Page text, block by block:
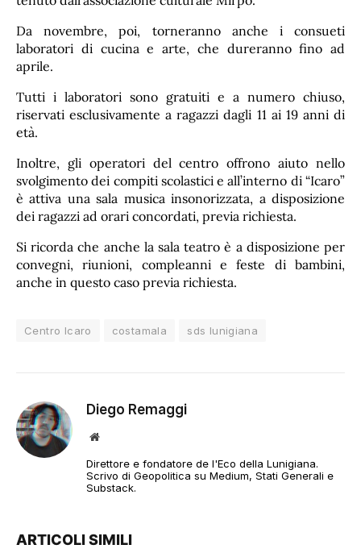
Da novembre, poi, torneranno anche i consueti
laboratori di cucina e arte, che dureranno fino ad
aprile.
Tutti i laboratori sono gratuiti e a numero chiuso,
riservati esclusivamente a ragazzi dagli 11 ai 19 anni di
età.
Inoltre, gli operatori del centro offrono aiuto nello
svolgimento dei compiti scolastici e all’interno di “Icaro”
è attiva una sala musica insonorizzata, a disposizione
dei ragazzi ad orari concordati, previa richiesta.
Si ricorda che anche la sala teatro è a disposizione per
convegni, riunioni, compleanni e feste di bambini,
anche in questo caso previa richiesta.
Centro Icaro costamala sds lunigiana
Diego Remaggi
Sito
Direttore e fondatore de l'Eco della Lunigiana.
Scrivo di Geopolitica su Medium, Stati Generali e
Substack.
ARTICOLI SIMILI